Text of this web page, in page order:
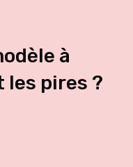
à
les pires ?